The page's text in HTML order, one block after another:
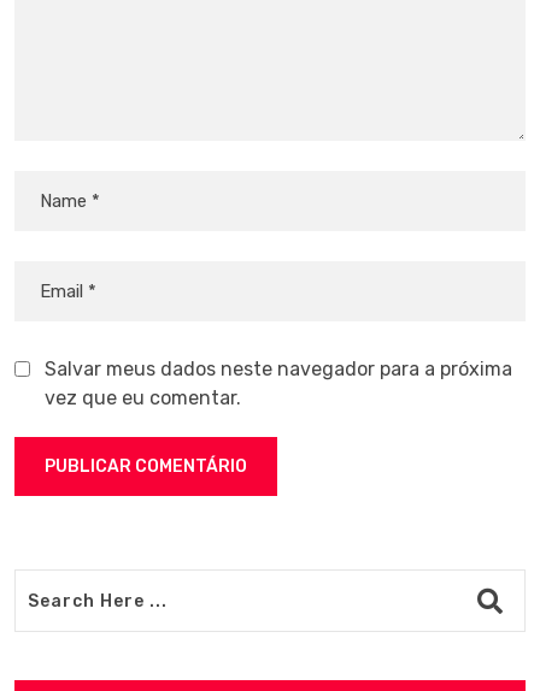
Salvar meus dados neste navegador para a próxima
vez que eu comentar.